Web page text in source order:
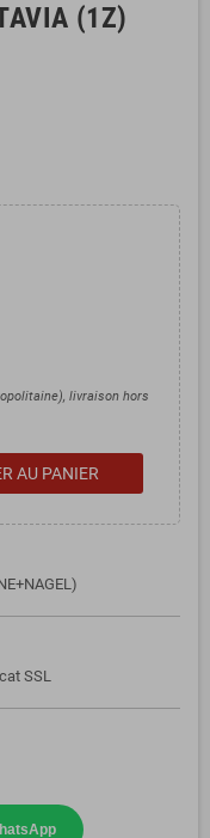
(1Z)
livraison hors
AU PANIER
SSL